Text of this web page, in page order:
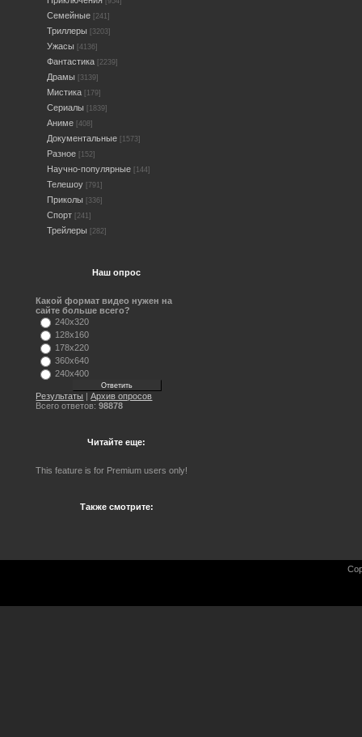
Семейные [241]
Триллеры [3203]
Ужасы [4136]
Фантастика [2239]
Драмы [3139]
Мистика [179]
Сериалы [1839]
Аниме [408]
Документальные [1573]
Разное [152]
Научно-популярные [144]
Телешоу [791]
Приколы [336]
Спорт [241]
Трейлеры [282]
Наш опрос
Какой формат видео нужен на
сайте больше всего?
240x320
128x160
178x220
360x640
240x400
Результаты |Архив опросов
Всего ответов:98878
Читайте еще:
This feature is for Premium users only!
Также смотрите: